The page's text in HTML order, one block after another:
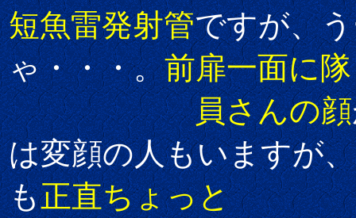
短魚雷発射管ですが、
ゃ・・・。前扉一面に隊
員さんの顔
は変顔の人もいますが
も正直ちょっと